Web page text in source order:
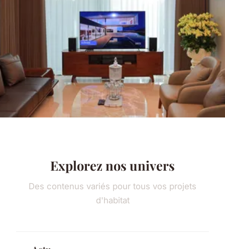
Explorez nos univers
Des contenus variés pour tous vos projets
d'habitat